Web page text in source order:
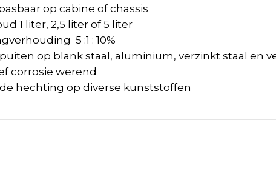
op cabine of chassis
1 liter, 2,5 liter of 5 liter
5 :1 : 10%
op blank staal, aluminium, verzinkt staal en
corrosie werend
hechting op diverse kunststoffen